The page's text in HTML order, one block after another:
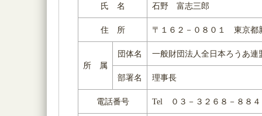
氏 名 石野 富志三郎
住 所 〒１６２－０８０１ 東京都
所 属
団体名 一般財団法人全日本ろう
部署名 理事長
電話番号 Tel ０３－３２６８－８８